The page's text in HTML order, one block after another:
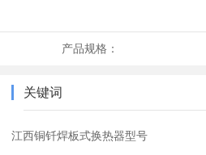
产品规格：
关键词
江西铜钎焊板式换热器型号